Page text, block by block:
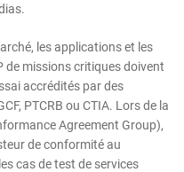
les applications et les
de missions critiques doivent
accrédités par des
PTCRB ou CTIA. Lors de la
Agreement Group),
de conformité au
cas de test de services